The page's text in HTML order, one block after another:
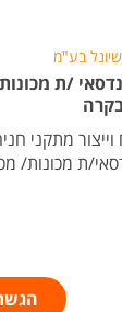
בע"מ
/ת
מתקני
ת מכונות/